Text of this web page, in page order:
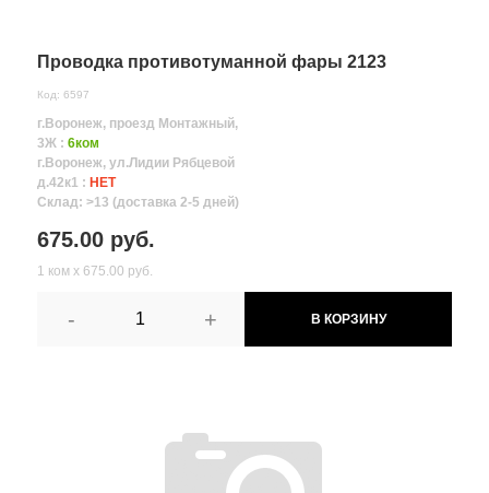
Проводка противотуманной фары 2123
Код: 6597
г.Воронеж, проезд Монтажный,
3Ж : 6ком
г.Воронеж, ул.Лидии Рябцевой
д.42к1 : НЕТ
Склад: >13 (доставка 2-5 дней)
675.00 руб.
1 ком х 675.00 руб.
- + В КОРЗИНУ